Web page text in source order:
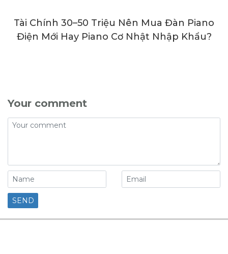
Tài Chính 30–50 Triệu Nên Mua Đàn Piano
Điện Mới Hay Piano Cơ Nhật Nhập Khẩu?
Your comment